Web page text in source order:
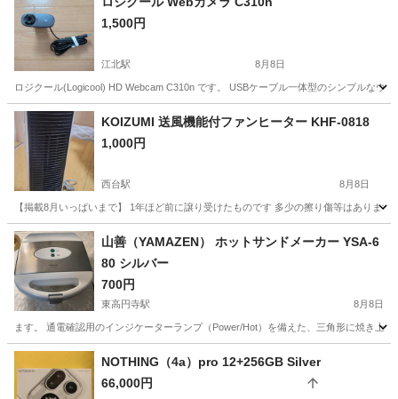
1,500円
江北駅 8月8日
ロジクール(Logicool) HD Webcam C310n です。 USBケーブル一体型のシンプルなウ
東京 足立区 カメラ ロジクール
KOIZUMI 送風機能付ファンヒーター KHF-0818
1,000円
西台駅 8月8日
【掲載8月いっぱいまで】 1年ほど前に譲り受けたものです 多少の擦り傷等はありま
東京 板橋区 西台駅 季節、空調家電
山善（YAMAZEN） ホットサンドメーカー YSA-6
80 シルバー
700円
東高円寺駅 8月8日
ます。 通電確認用のインジケーターランプ（Power/Hot）を備えた、三角形に焼き上
東京 杉並区 キッチン家電NOTHING（4a）pro 12+256GB Silver
66,000円